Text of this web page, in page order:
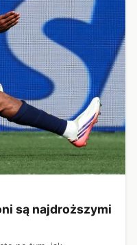
są najdroższymi